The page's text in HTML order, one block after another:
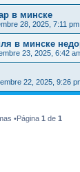
в минске
28, 2025, 7:11 pm
в минске
23, 2025, 6:42
22, 2025, 9:26
•Página 1 de 1